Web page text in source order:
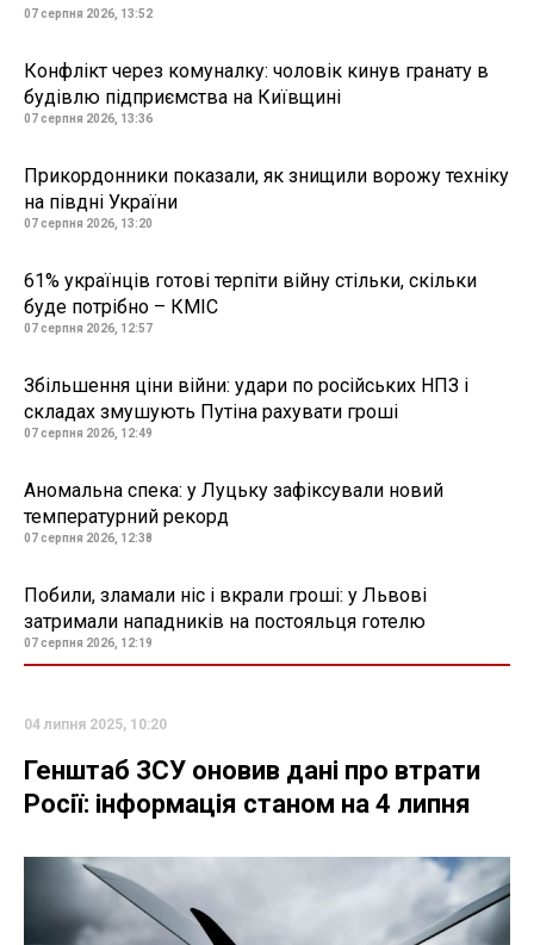
07 серпня 2026, 13:52
Конфлікт через комуналку: чоловік кинув гранату в
будівлю підприємства на Київщині
07 серпня 2026, 13:36
Прикордонники показали, як знищили ворожу техніку
на півдні України
07 серпня 2026, 13:20
61% українців готові терпіти війну стільки, скільки
буде потрібно – КМІС
07 серпня 2026, 12:57
Збільшення ціни війни: удари по російських НПЗ і
складах змушують Путіна рахувати гроші
07 серпня 2026, 12:49
Аномальна спека: у Луцьку зафіксували новий
температурний рекорд
07 серпня 2026, 12:38
Побили, зламали ніс і вкрали гроші: у Львові
затримали нападників на постояльця готелю
07 серпня 2026, 12:19
04 липня 2025, 10:20
Генштаб ЗСУ оновив дані про втрати
Росії: інформація станом на 4 липня